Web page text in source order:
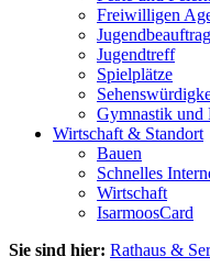
Freiwilligen
Jugendtreff
Spielplätze
Gymnastik und
Wirtschaft & Standort
Bauen
Schnelles
Wirtschaft
IsarmoosCard
Sie sind hier: Rathaus &